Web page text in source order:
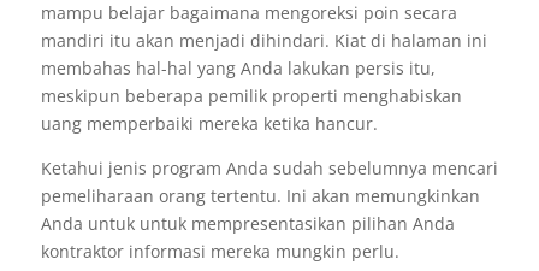
mampu belajar bagaimana mengoreksi poin secara
mandiri itu akan menjadi dihindari. Kiat di halaman ini
membahas hal-hal yang Anda lakukan persis itu,
meskipun beberapa pemilik properti menghabiskan
uang memperbaiki mereka ketika hancur.
Ketahui jenis program Anda sudah sebelumnya mencari
pemeliharaan orang tertentu. Ini akan memungkinkan
Anda untuk untuk mempresentasikan pilihan Anda
kontraktor informasi mereka mungkin perlu.